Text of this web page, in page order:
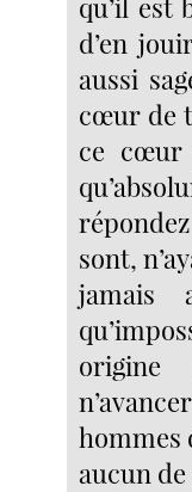
d’en
aussi
cœur de
ce cœur
sont,
jamais
origine
hommes
aucun de